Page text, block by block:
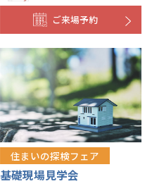
ご来場予約
住まいの探検フェア
基礎現場見学会